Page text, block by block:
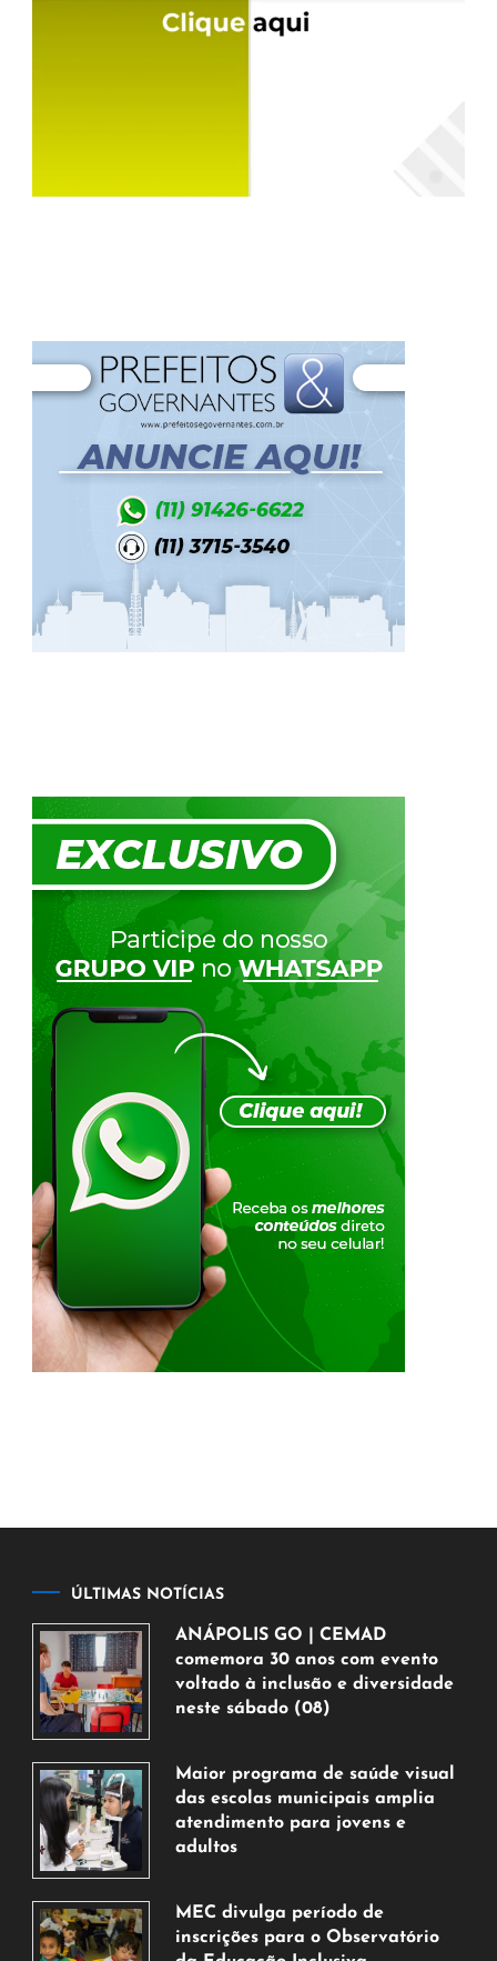
ÚLTIMAS NOTÍCIAS
ANÁPOLIS GO | CEMAD
comemora 30 anos com evento
voltado à inclusão e diversidade
neste sábado (08)
de
agosto
de
2026
Maior programa de saúde visual
das escolas municipais amplia
atendimento para jovens e
adultos
de
agosto
MEC divulga período de
inscrições para o Observatório